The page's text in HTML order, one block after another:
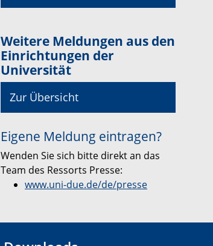
Weitere Meldungen aus den
Einrichtungen der
Universität
Zur Übersicht
Eigene Meldung eintragen?
Wenden Sie sich bitte direkt an das
Team des Ressorts Presse:
www.uni-due.de/de/presse